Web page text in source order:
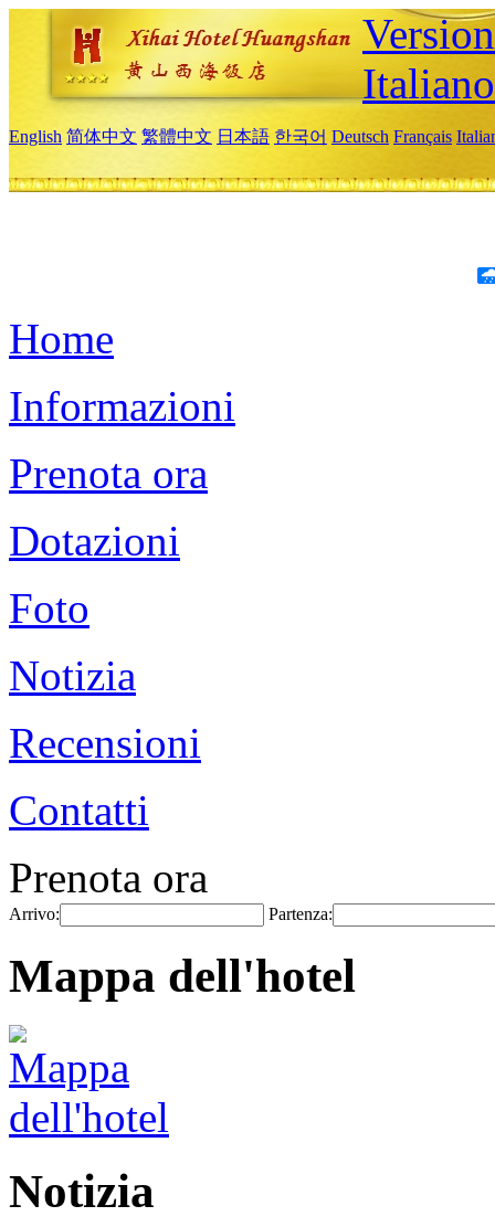
Italiano
English 简体中文 繁體中文 日本語 한국어 Deutsch Français
Home
Informazioni
Prenota ora
Dotazioni
Foto
Notizia
Recensioni
Contatti
Prenota ora
Arrivo: Partenza:
Mappa dell'hotel
Notizia